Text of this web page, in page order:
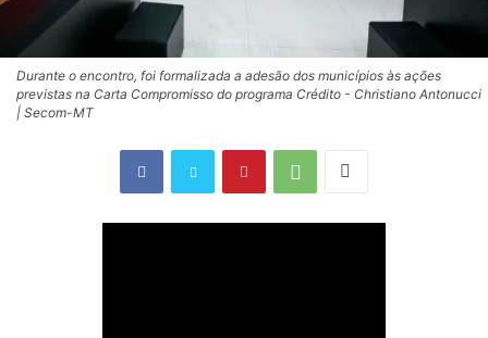
Durante o encontro, foi formalizada a adesão dos municípios às ações
previstas na Carta Compromisso do programa Crédito - Christiano Antonucci
| Secom-MT